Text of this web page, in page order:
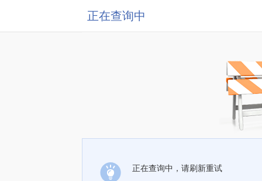
正在查询中
正在查询中，请刷新重试